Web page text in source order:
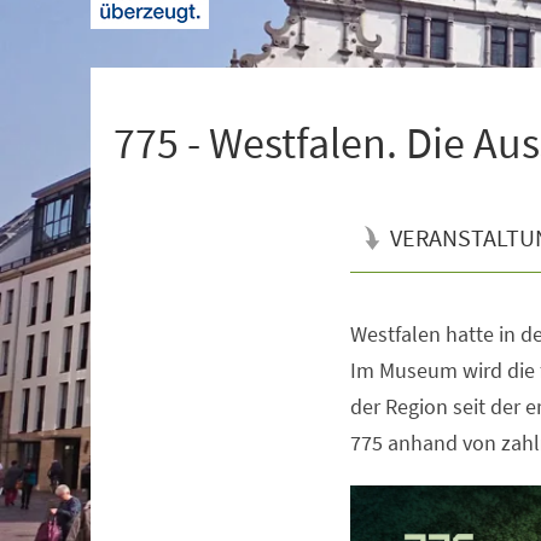
775 - Westfalen. Die
Westfalen hatte in
Im Museum wird
der Region seit der
775 anhand von